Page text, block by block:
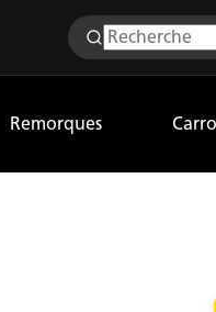
Remorques